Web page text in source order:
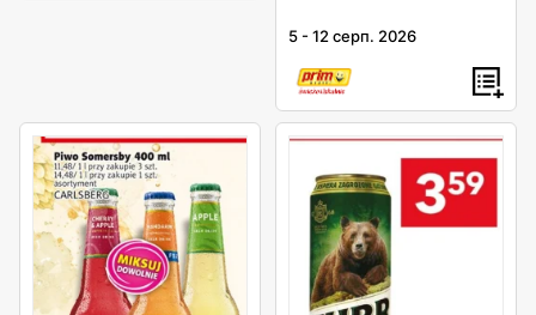
5 -12 серп. 2026